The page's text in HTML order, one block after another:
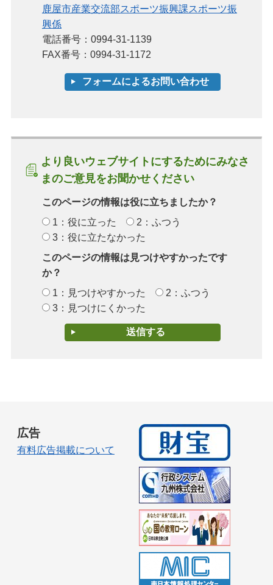
鹿屋市産業交流部スポーツ振興課スポーツ振
興係
電話番号：0994-31-1139
FAX番号：0994-31-1172
より良いウェブサイトにするためにみなさ
まのご意見をお聞かせください
このページの情報は役に立ちましたか？
1：役に立った
2：ふつう
3：役に立たなかった
このページの情報は見つけやすかったです
か？
1：見つけやすかった
2：ふつう
3：見つけにくかった
広告
有料広告掲載について